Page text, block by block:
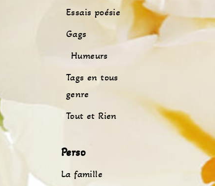
Essais poésie
Gags
Humeurs
Tags en tous
genre
Tout et Rien
Perso
La famille